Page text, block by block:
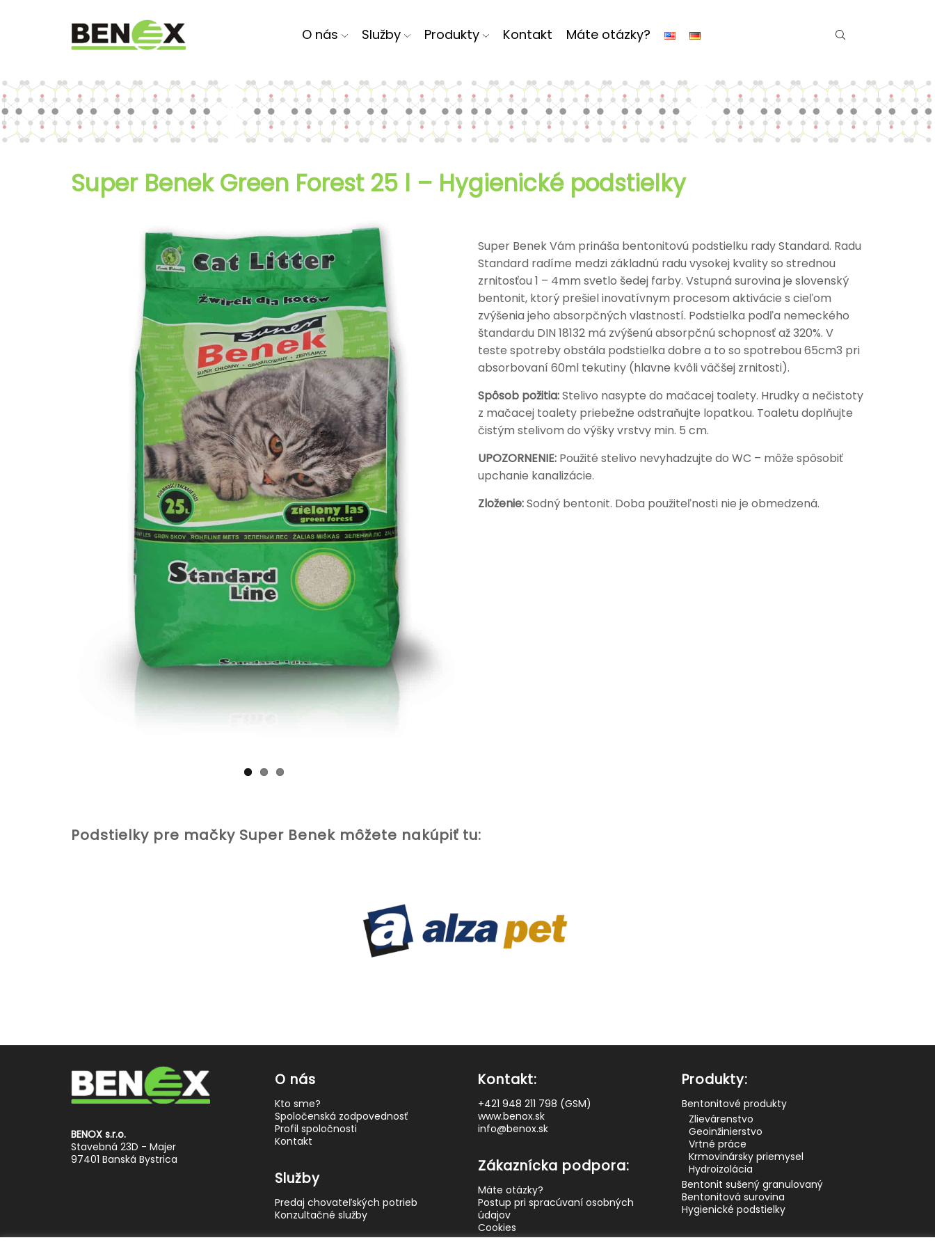
O nás Služby Produkty Kontakt Máte otázky?
Super Benek Green Forest 25 l – Hygienické podstielky
Super Benek Vám prináša bentonitovú podstielku rady Standard. Radu
Standard radíme medzi základnú radu vysokej kvality so strednou
zrnitosťou 1 – 4mm svetlo šedej farby. Vstupná surovina je slovenský
bentonit, ktorý prešiel inovatívnym procesom aktivácie s cieľom
zvýšenia jeho absorpčných vlastností. Podstielka podľa nemeckého
štandardu DIN 18132 má zvýšenú absorpčnú schopnosť až 320%. V
teste spotreby obstála podstielka dobre a to so spotrebou 65cm3 pri
absorbovaní 60ml tekutiny (hlavne kvôli väčšej zrnitosti).
Spôsob požitia:Stelivo nasypte do mačacej toalety. Hrudky a nečistoty
z mačacej toalety priebežne odstraňujte lopatkou. Toaletu doplňujte
čistým stelivom do výšky vrstvy min. 5 cm.
UPOZORNENIE: Použité stelivo nevyhadzujte do WC – môže spôsobiť
upchanie kanalizácie.
Zloženie:Sodný bentonit. Doba použiteľnosti nie je obmedzená.
Podstielky pre mačky Super Benek môžete nakúpiť tu:
BENOX s.r.o.
Stavebná 23D - Majer
97401 Banská Bystrica
O nás
Kto sme?
Spoločenská zodpovednosť
Profil spoločnosti
Kontakt
Služby
Predaj chovateľských potrieb
Konzultačné služby
Kontakt:
+421 948 211 798 (GSM)
www.benox.sk
info@benox.sk
Zákaznícka podpora:
Máte otázky?
Postup pri spracúvaní osobných
údajov
Cookies
Produkty:
Bentonitové produkty
Zlievárenstvo
Geoinžinierstvo
Vrtné práce
Krmovinársky priemysel
Hydroizolácia
Bentonit sušený granulovaný
Bentonitová surovina
Hygienické podstielky